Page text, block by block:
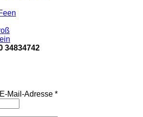
34834742
Mail-Adresse *Erforderlich